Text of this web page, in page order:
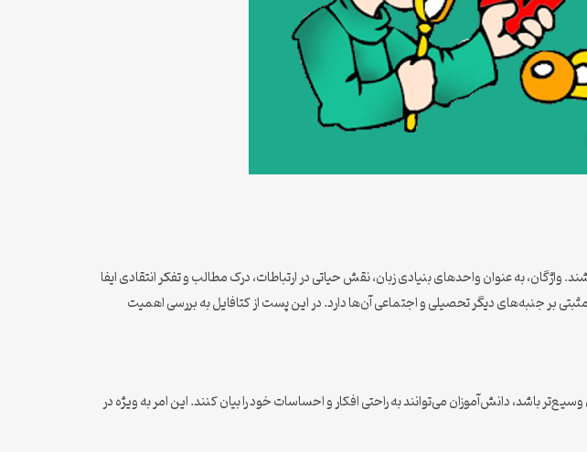
به عنوان واحدهای بنیادی زبان، نقش حیاتی در ارتباطات، درک مطالب و تفکر انتقادی ایفا
بر جنبه‌های دیگر تحصیلی و اجتماعی آن‌ها دارد. در این پست از کتافایل به بررسی اهمیت
باشد، دانش‌آموزان می‌توانند به راحتی افکار و احساسات خود را بیان کنند. این امر به ویژه در